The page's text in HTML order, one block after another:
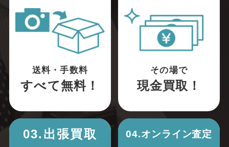
送料・手数料
すべて無料！
その場で
現金買取！
03.出張買取 04.オンライン査定